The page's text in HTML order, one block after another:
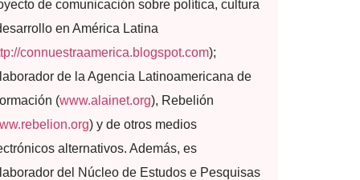
de comunicación sobre política, cultura
en América Latina
connuestraamerica.blogspot.com);
de la Agencia Latinoamericana de
(www.alainet.org), Rebelión
) y de otros medios
alternativos. Además, es
del Núcleo de Estudos e Pesquisas